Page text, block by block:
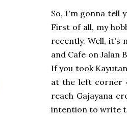
So, I'm gonna tell
First of all, my
recently. Well, it's
and Cafe on Jalan
If you took
at the left corner
reach Gajayana
intention to write